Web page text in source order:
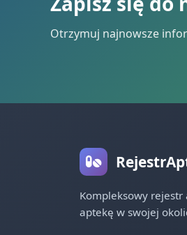
Otrzymuj najnowsze
Kompleksowy rejestr
aptekę w swojej